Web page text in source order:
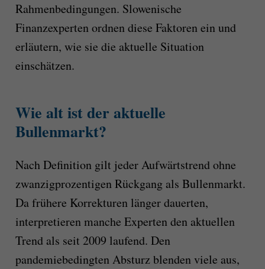
Rahmenbedingungen. Slowenische
Finanzexperten ordnen diese Faktoren ein und
erläutern, wie sie die aktuelle Situation
einschätzen.
Wie alt ist der aktuelle
Bullenmarkt?
Nach Definition gilt jeder Aufwärtstrend ohne
zwanzigprozentigen Rückgang als Bullenmarkt.
Da frühere Korrekturen länger dauerten,
interpretieren manche Experten den aktuellen
Trend als seit 2009 laufend. Den
pandemiebedingten Absturz blenden viele aus,